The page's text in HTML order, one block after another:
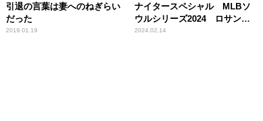
引退の言葉は妻へのねぎらい
だった
2019.01.19
ナイタースペシャル MLBソ
ウルシリーズ2024 ロサンゼ
ルス・ドジャース×サンディエ
2024.02.14